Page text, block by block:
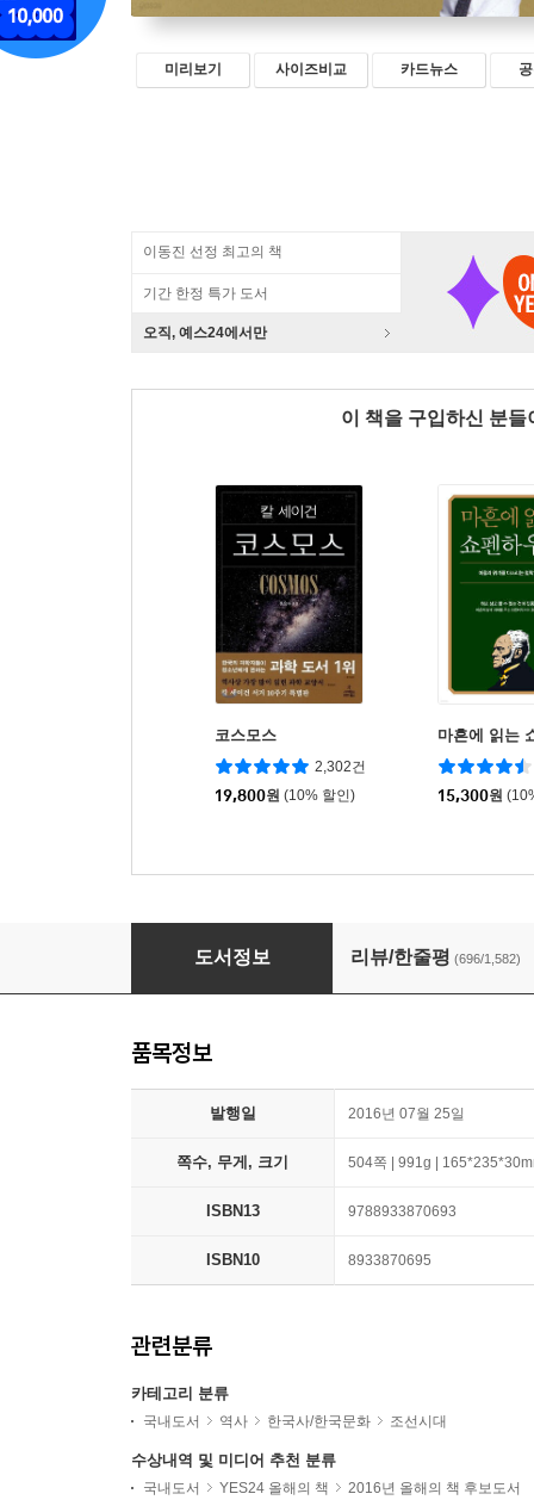
미리보기 사이즈비교 카드뉴스
이동진 선정 최고의 책
기간 한정 특가 도서
오직, 예스24에서만
이 책을 구입하신 분
코스모스
2,302건
19,800원 (10% 할인)
마흔에 읽는
15,300원
설민석의 조선왕조실록
도서정보 리뷰/한줄평 (696/1,582)
품목정보
발행일 2016년 07월 25일
쪽수, 무게, 크기 504쪽 | 991g |
ISBN13 9788933870693
ISBN10 8933870695
관련분류
카테고리 분류
국내도서 역사 한국사/한국문화 조선시대
수상내역 및 미디어 추천 분류
국내도서 YES24 올해의 책
2016년 올해의 책 후보도서